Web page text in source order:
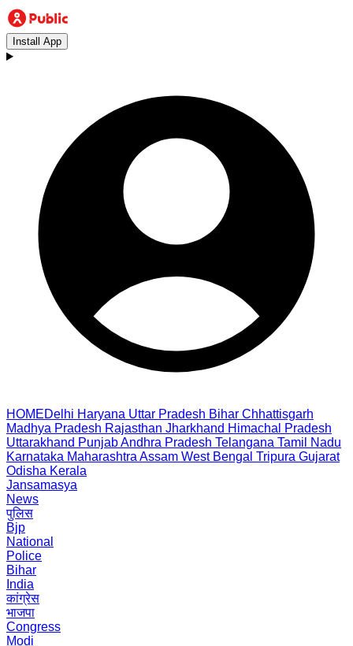
Install App
HOMEDelhi Haryana Uttar Pradesh Bihar Chhattisgarh
Madhya Pradesh Rajasthan Jharkhand Himachal Pradesh
Uttarakhand PunjabAndhra Pradesh Telangana Tamil Nadu
Karnataka Maharashtra Assam West Bengal Tripura Gujarat
Odisha Kerala
Jansamasya
News
पुलिस
Bjp
National
Police
Bihar
India
कांग्रेस
भाजपा
Congress
Modi